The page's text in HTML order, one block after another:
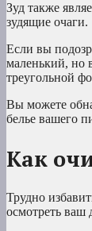
Зуд также
зудящие очаги.
Если вы
маленький, но
треугольной
Вы можете
белье вашего
Как
Трудно
осмотреть ваш